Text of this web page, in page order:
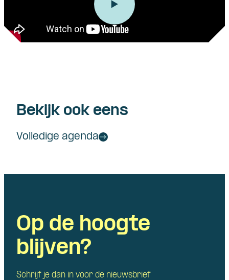
Bekijk ook eens
Volledige agenda
Op de hoogte
blijven?
Schrijf je dan in voor de nieuwsbrief